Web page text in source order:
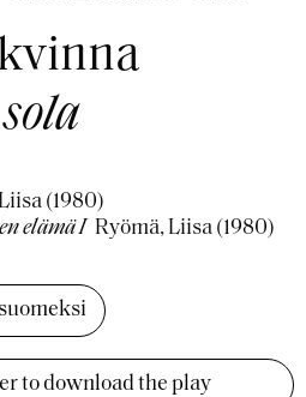
(1980)
elämä I Ryömä, Liisa (1980)
to download the play